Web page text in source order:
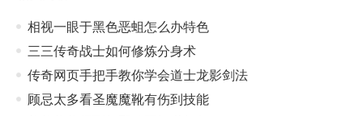
相视一眼于黑色恶蛆怎么办特色
三三传奇战士如何修炼分身术
传奇网页手把手教你学会道士龙影剑法
顾忌太多看圣魔魔靴有伤到技能